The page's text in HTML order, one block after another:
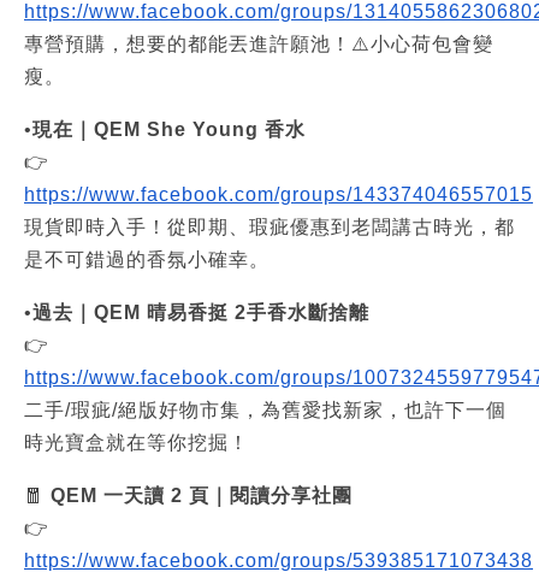
https://www.facebook.com/groups/
專營預購，想要的都能丟進許願池！⚠️小心荷包會變
瘦。
•現在｜QEM She Young 香水
👉
https://www.facebook.com/groups/143374046557015
現貨即時入手！從即期、瑕疵優惠到老闆講古時光，都
是不可錯過的香氛小確幸。
•過去｜QEM 晴易香挺 2手香水斷捨離
👉
https://www.facebook.com/groups/
二手/瑕疵/絕版好物市集，為舊愛找新家，也許下一個
時光寶盒就在等你挖掘！
🧧
QEM 一天讀 2 頁｜閱讀分享社團
👉
https://www.facebook.com/groups/539385171073438